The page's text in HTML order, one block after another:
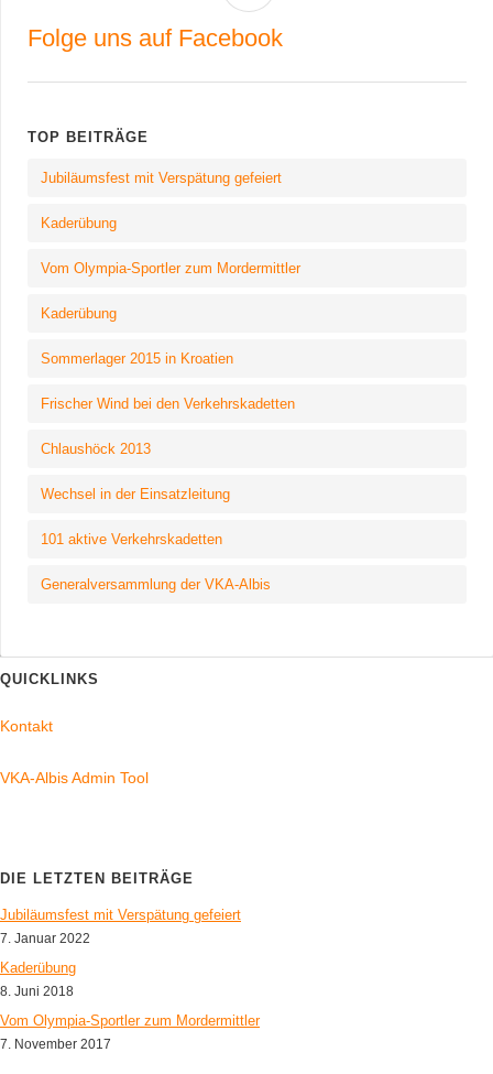
Folge uns auf Facebook
TOP BEITRÄGE
Jubiläumsfest mit Verspätung gefeiert
Kaderübung
Vom Olympia-Sportler zum Mordermittler
Kaderübung
Sommerlager 2015 in Kroatien
Frischer Wind bei den Verkehrskadetten
Chlaushöck 2013
Wechsel in der Einsatzleitung
101 aktive Verkehrskadetten
Generalversammlung der VKA-Albis
QUICKLINKS
Kontakt
VKA-Albis Admin Tool
DIE LETZTEN BEITRÄGE
Jubiläumsfest mit Verspätung gefeiert
7. Januar 2022
Kaderübung
8. Juni 2018
Vom Olympia-Sportler zum Mordermittler
7. November 2017